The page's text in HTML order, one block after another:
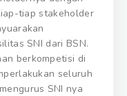
tiap stakeholder
SNI dari BSN.
berkompetisi di
seluruh
SNI nya